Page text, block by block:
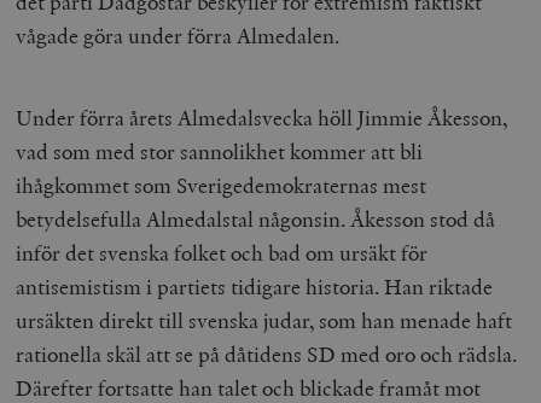
vågade göra under förra Almedalen.
Under förra årets Almedalsvecka höll Jimmie Åkesson,
vad som med stor sannolikhet kommer att bli
ihågkommet som Sverigedemokraternas mest
betydelsefulla Almedalstal någonsin. Åkesson stod då
inför det svenska folket och bad om ursäkt för
antisemistism i partiets tidigare historia. Han riktade
ursäkten direkt till svenska judar, som han menade haft
rationella skäl att se på dåtidens SD med oro och rädsla.
Därefter fortsatte han talet och blickade framåt mot